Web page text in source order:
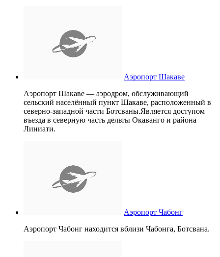
Аэропорт Шакаве
Аэропорт Шакаве — аэродром, обслуживающий
сельский населённый пункт Шакаве, расположенный в
северно-западной части Ботсваны.Является доступом
въезда в северную часть дельты Окаванго и района
Линиати.
Аэропорт Чабонг
Аэропорт Чабонг находится вблизи Чабонга, Ботсвана.